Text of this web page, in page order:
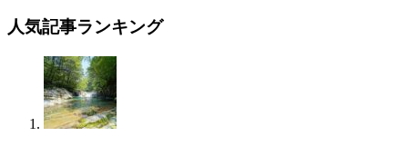
人気記事ランキング